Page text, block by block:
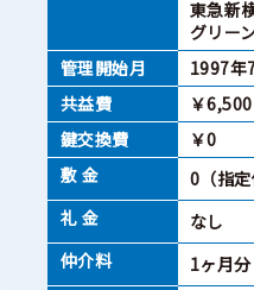
東急新
グリー
管理開始月
1997年
共益費
￥6,500
鍵交換費
￥0
敷 金
0（指定
礼 金
なし
仲介料
1ヶ月分